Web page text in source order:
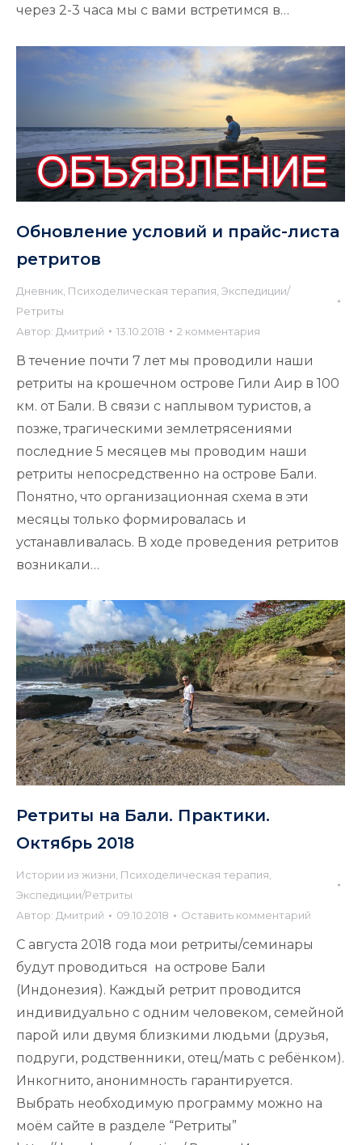
через 2-3 часа мы с вами встретимся в…
Обновление условий и прайс-листа
ретритов
Дневник Психоделическая терапия Экспедиции/
Ретриты
Автор: Дмитрий 13.10.2018 2 комментария
В течение почти 7 лет мы проводили наши
ретриты на крошечном острове Гили Аир в 100
км. от Бали. В связи с наплывом туристов, а
позже, трагическими землетрясениями
последние 5 месяцев мы проводим наши
ретриты непосредственно на острове Бали.
Понятно, что организационная схема в эти
месяцы только формировалась и
устанавливалась. В ходе проведения ретритов
возникали…
Ретриты на Бали. Практики.
Октябрь 2018
Истории из жизни Психоделическая терапия
Экспедиции/Ретриты
Автор: Дмитрий 09.10.2018 Оставить комментарий
С августа 2018 года мои ретриты/семинары
будут проводиться на острове Бали
(Индонезия). Каждый ретрит проводится
индивидуально с одним человеком, семейной
парой или двумя близкими людьми (друзья,
подруги, родственники, отец/мать с ребёнком).
Инкогнито, анонимность гарантируется.
Выбрать необходимую программу можно на
моём сайте в разделе “Ретриты”